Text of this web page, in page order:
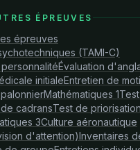
ÉPREUVES
épreuves
(TAMI-C)
Évaluation
initialeEntretien de
Mathématiques 1
cadransTest de priorisation
3Culture aéronautique
d'attention)Inventaires